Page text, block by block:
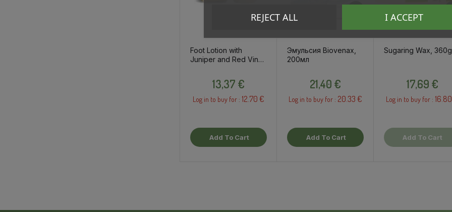
Foot Lotion with
Juniper and Red Vine
13,37 €
Log in to buy for : 12.70 €
Add To Cart
Эмульсия Biovenax,
200мл
21,40 €
Log in to buy for : 20.33 €
Add To Cart
Sugaring Wax, 360g
17,69 €
Log in to buy for :
Add To Cart
REJECT ALL I ACCEPT